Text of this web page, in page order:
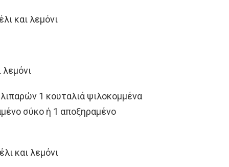
και λεμόνι
1 κουταλιά ψιλοκομμένα
σύκο ή 1 αποξηραμένο
και λεμόνι